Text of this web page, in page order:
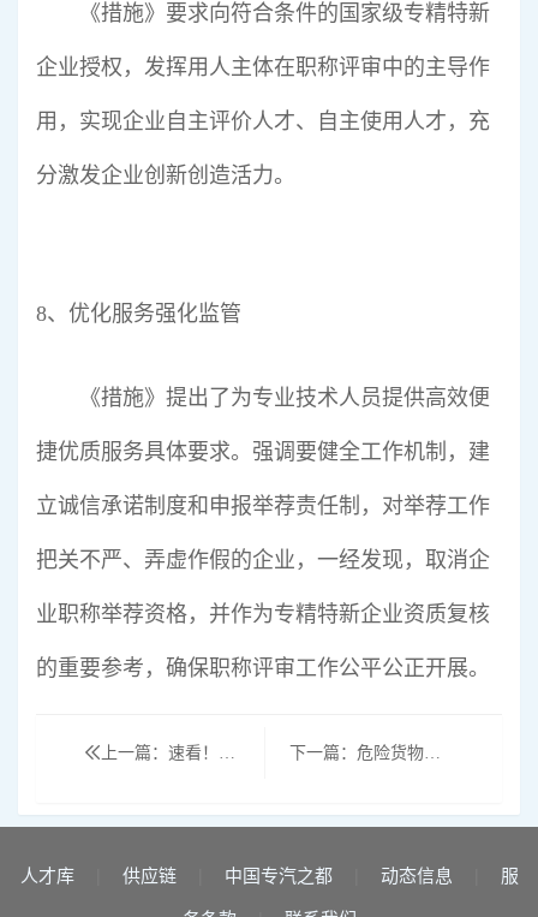
《措施》要求向符合条件的国家级专精特新
企业授权，发挥用人主体在职称评审中的主导作
用，实现企业自主评价人才、自主使用人才，充
分激发企业创新创造活力。
8、优化服务强化监管
《措施》提出了为专业技术人员提供高效便
捷优质服务具体要求。强调要健全工作机制，建
立诚信承诺制度和申报举荐责任制，对举荐工作
把关不严、弄虚作假的企业，一经发现，取消企
业职称举荐资格，并作为专精特新企业资质复核
的重要参考，确保职称评审工作公平公正开展。
上一篇：速看！危险货物运输车紧急电源控制器标准公开意见征询 下一篇：危险货物运输车辆标准工作组研讨会在湖北武汉召开
人才库 供应链 中国专汽之都 动态信息
服